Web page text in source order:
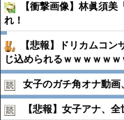
【衝撃画像】林眞須
れ！
【悲報】ドリカムコ
じ込められるｗｗｗｗｗｗ
女子のガチ角オナ動画
【悲報】女子アナ、